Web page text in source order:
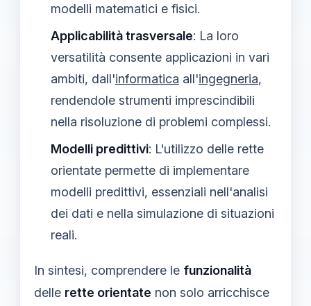
modelli matematici e fisici.
Applicabilità trasversale: La loro
versatilità consente applicazioni in vari
ambiti, dall'informatica all'ingegneria,
rendendole strumenti imprescindibili
nella risoluzione di problemi complessi.
Modelli predittivi: L'utilizzo delle rette
orientate permette di implementare
modelli predittivi, essenziali nell'analisi
dei dati e nella simulazione di situazioni
reali.
In sintesi, comprendere le funzionalità
delle rette orientate non solo arricchisce